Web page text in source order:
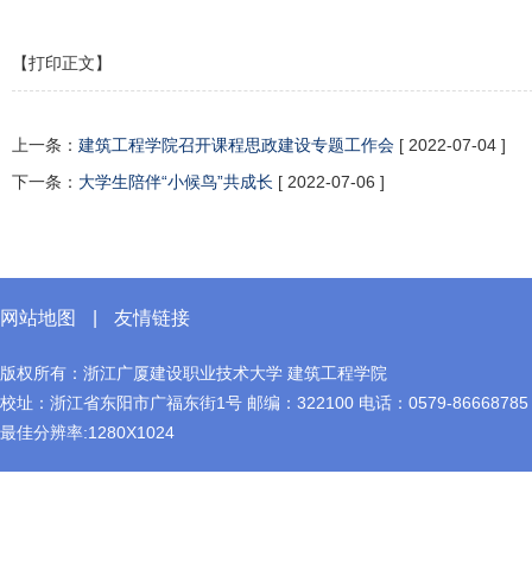
【打印正文】
上一条： 建筑工程学院召开课程思政建设专题工作会 [ 2022-07-04 ]
下一条： 大学生陪伴“小候鸟”共成长 [ 2022-07-06 ]
网站地图 友情链接
版权所有：浙江广厦建设职业技术大学 建筑工程学院
校址：浙江省东阳市广福东街1号 邮编：322100 电话：0579-86668785
最佳分辨率:1280X1024